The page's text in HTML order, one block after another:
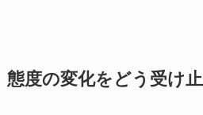
態度の変化をどう受け